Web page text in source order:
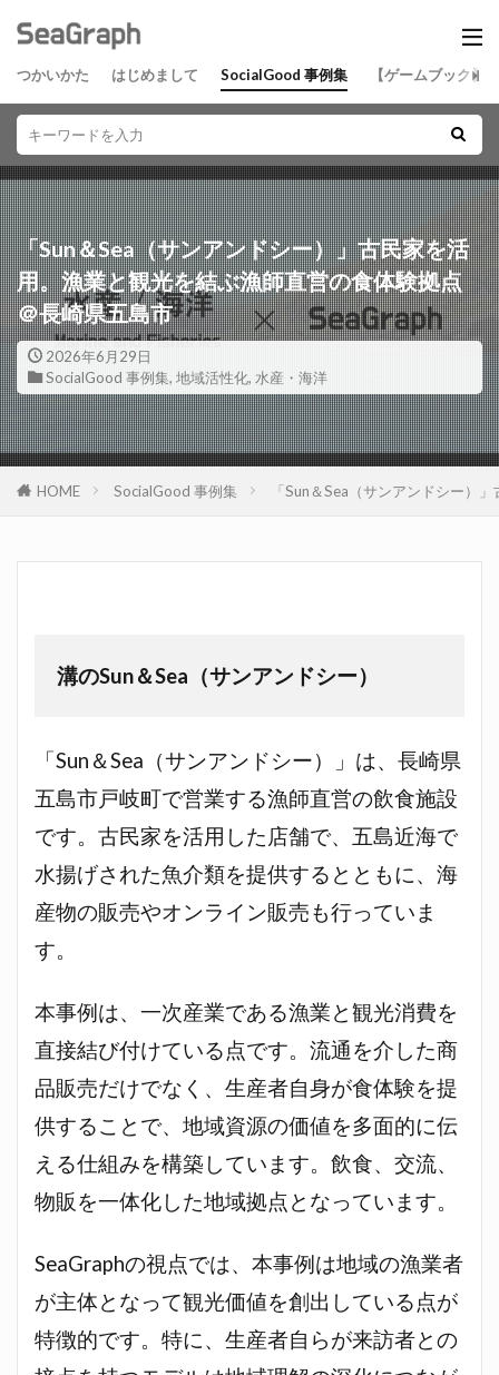
つかいかた はじめまして SocialGood 事例集 【ゲームブック】
「Sun＆Sea（サンアンドシー）」古民家を活
用。漁業と観光を結ぶ漁師直営の食体験拠点
＠長崎県五島市
2026年6月29日
SocialGood 事例集, 地域活性化, 水産・海洋
HOME SocialGood 事例集 「Sun＆Sea（サンアンドシー）
溝のSun＆Sea（サンアンドシー）
「Sun＆Sea（サンアンドシー）」は、長崎県
五島市戸岐町で営業する漁師直営の飲食施設
です。古民家を活用した店舗で、五島近海で
水揚げされた魚介類を提供するとともに、海
産物の販売やオンライン販売も行っていま
す。
本事例は、一次産業である漁業と観光消費を
直接結び付けている点です。流通を介した商
品販売だけでなく、生産者自身が食体験を提
供することで、地域資源の価値を多面的に伝
える仕組みを構築しています。飲食、交流、
物販を一体化した地域拠点となっています。
SeaGraphの視点では、本事例は地域の漁業者
が主体となって観光価値を創出している点が
特徴的です。特に、生産者自らが来訪者との